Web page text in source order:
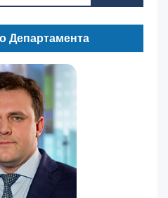
Департамента